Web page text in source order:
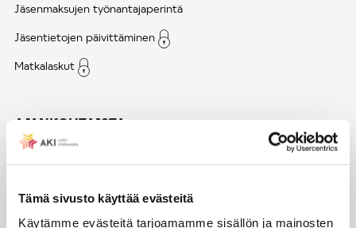
Tämä sivusto käyttää evästeitä
Käytämme evästeitä tarjoamamme sisällön ja mainosten
Jäsenmaksujen työnantajaperintä
Jäsentietojen päivittäminen
Matkalaskut
AJANKOHTAISTA